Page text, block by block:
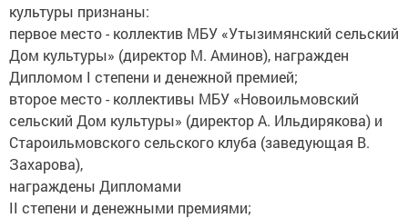
культуры признаны:
первое место - коллектив МБУ «Утызимянский сельский
Дом культуры» (директор М. Аминов), награжден
Дипломом I степени и денежной премией;
второе место - коллективы МБУ «Новоильмовский
сельский Дом культуры» (директор А. Ильдирякова) и
Староильмовского сельского клуба (заведующая В.
Захарова),
награждены Дипломами
II степени и денежными премиями;